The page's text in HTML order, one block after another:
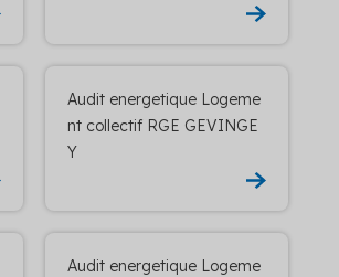
Audit energetique Logeme
nt collectif RGE GEVINGE
Y
Audit energetique Logeme